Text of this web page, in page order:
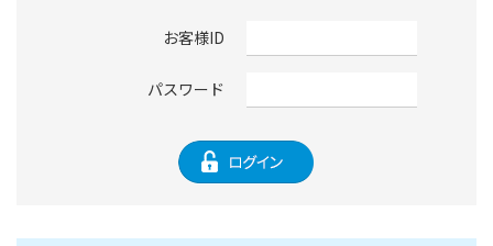
お客様ID
パスワード